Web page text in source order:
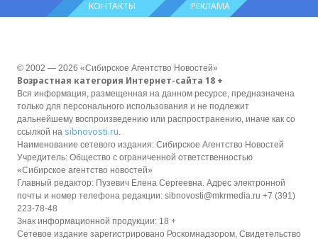
КОНТАКТЫ РЕКЛАМА
© 2002 — 2026 «Сибирское Агентство Новостей»
Возрастная категория Интернет-сайта 18 +
Вся информация, размещенная на данном ресурсе, предназначена
только для персонального использования и не подлежит
дальнейшему воспроизведению или распространению, иначе как со
ссылкой на sibnovosti.ru.
Наименование сетевого издания: Сибирское Агентство Новостей
Учредитель: Общество с ограниченной ответственностью
«Сибирское агентство новостей»
Главный редактор: Пузевич Елена Сергеевна. Адрес электронной
почты и номер телефона редакции: sibnovosti@mkrmedia.ru +7 (391)
223-78-48
Знак информационной продукции: 18 +
Сетевое издание зарегистрировано Роскомнадзором, Свидетельство